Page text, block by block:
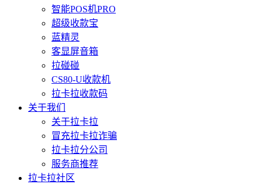
智能POS机PRO
超级收款宝
蓝精灵
客显屏音箱
拉碰碰
CS80-U收款机
拉卡拉收款码
关于我们
关于拉卡拉
冒充拉卡拉诈骗
拉卡拉分公司
服务商推荐
拉卡拉社区